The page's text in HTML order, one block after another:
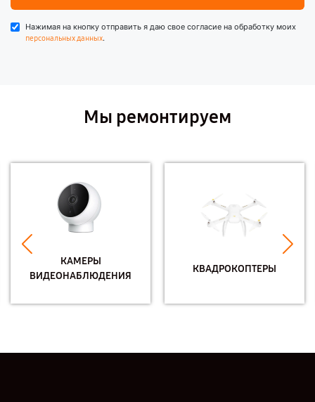
Нажимая на кнопку отправить я даю свое согласие на обработку моих
персональных данных.
Мы ремонтируем
КАМЕРЫ
ВИДЕОНАБЛЮДЕНИЯ
КВАДРОКОПТЕРЫ